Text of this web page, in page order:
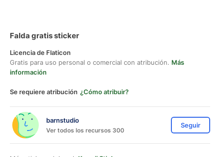
Falda gratis sticker
Licencia de Flaticon
Gratis para uso personal o comercial con atribución. Más
información
Se requiere atribución ¿Cómo atribuir?
barnstudio
Ver todos los recursos 300
Seguir